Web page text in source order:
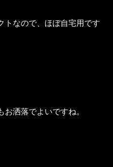
ス
トなので、ほぼ自宅用です
洒落でよいですね。